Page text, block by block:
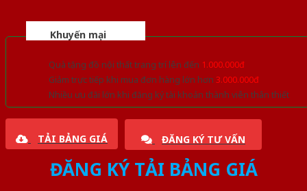
Khuyến mại
Quà tặng đồ nội thất trang trí lên đến 1.000.000đ
Giảm trực tiếp khi mua đơn hàng lớn hơn 3.000.000đ
Nhiều ưu đãi lớn khi đăng ký tài khoản thành viên thân thiết
TẢI BẢNG GIÁ ĐĂNG KÝ TƯ VẤN
ĐĂNG KÝ TẢI BẢNG GIÁ